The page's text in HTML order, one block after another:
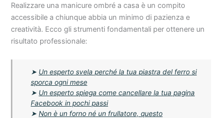
Realizzare una manicure ombré a casa è un compito
accessibile a chiunque abbia un minimo di pazienza e
creatività. Ecco gli strumenti fondamentali per ottenere un
risultato professionale:
➤ Un esperto svela perché la tua piastra del ferro si
sporca ogni mese
➤ Un esperto spiega come cancellare la tua pagina
Facebook in pochi passi
➤Non è un forno né un frullatore, questo